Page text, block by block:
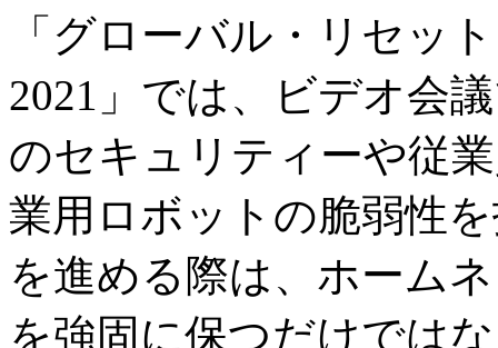
「グローバル・リセッ
2021」では、ビデオ会
のセキュリティーや従
業用ロボットの脆弱性
を進める際は、ホーム
を強固に保つだけでは